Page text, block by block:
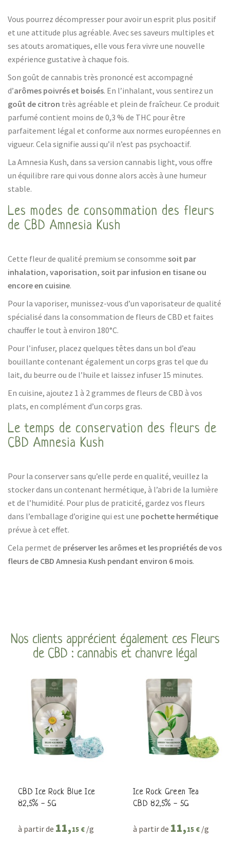
Vous pourrez décompresser pour avoir un esprit plus positif
et une attitude plus agréable. Avec ses saveurs multiples et
ses atouts aromatiques, elle vous fera vivre une nouvelle
expérience gustative à chaque fois.
Son goût de cannabis très prononcé est accompagné
d’arômes poivrés et boisés. En l’inhalant, vous sentirez un
goût de citron très agréable et plein de fraîcheur. Ce produit
parfumé contient moins de 0,3 % de THC pour être
parfaitement légal et conforme aux normes européennes en
vigueur. Cela signifie aussi qu’il n’est pas psychoactif.
La Amnesia Kush, dans sa version cannabis light, vous offre
un équilibre rare qui vous donne alors accès à une humeur
stable.
Les modes de consommation des fleurs
de CBD Amnesia Kush
Cette fleur de qualité premium se consomme soit par
inhalation, vaporisation, soit par infusion en tisane ou
encore en cuisine.
Pour la vaporiser, munissez-vous d’un vaporisateur de qualité
spécialisé dans la consommation de fleurs de CBD et faites
chauffer le tout à environ 180°C.
Pour l’infuser, placez quelques têtes dans un bol d’eau
bouillante contenant également un corps gras tel que du
lait, du beurre ou de l’huile et laissez infuser 15 minutes.
En cuisine, ajoutez 1 à 2 grammes de fleurs de CBD à vos
plats, en complément d’un corps gras.
Le temps de conservation des fleurs de
CBD Amnesia Kush
Pour la conserver sans qu’elle perde en qualité, veuillez la
stocker dans un contenant hermétique, à l’abri de la lumière
et de l’humidité. Pour plus de praticité, gardez vos fleurs
dans l’emballage d’origine qui est une pochette hermétique
prévue à cet effet.
Cela permet de préserver les arômes et les propriétés de vos
fleurs de CBD Amnesia Kush pendant environ 6 mois.
Nos clients apprécient également ces Fleurs
de CBD : cannabis et chanvre légal
CBD Ice Rock Blue Ice
82,5% - 5G
à partir de 11,15 € /g
Ice Rock Green Tea
CBD 82,5% - 5G
à partir de 11,15 € /g